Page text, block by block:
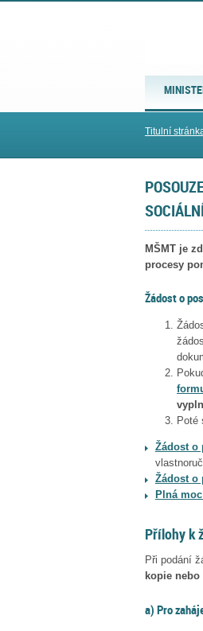
Titulní
MŠMT je
procesy
Žádost o
Poté
Žádost o
Žádost o
Plná
Přílohy k
Při podání
kopie
a) Pro